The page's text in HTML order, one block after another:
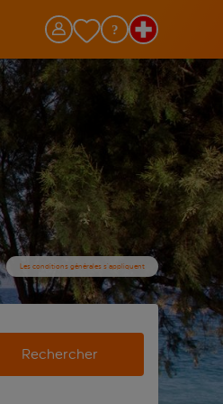
Les conditions générales s’appliquent
la touche de tabulation pour
pour l’aéroport de
Rechercher